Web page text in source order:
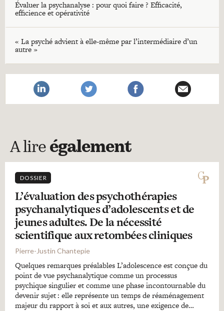
Évaluer la psychanalyse : pour quoi faire ? Efficacité,
efficience et opérativité
« La psyché advient à elle-même par l’intermédiaire d’un
autre »
A lire également
DOSSIER
L’évaluation des psychothérapies
psychanalytiques d’adolescents et de
jeunes adultes. De la nécessité
scientifique aux retombées cliniques
Pierre-Justin Chantepie
Quelques remarques préalables L’adolescence est conçue du
point de vue psychanalytique comme un processus
psychique singulier et comme une phase incontournable du
devenir sujet : elle représente un temps de réaménagement
majeur du rapport à soi et aux autres, une exigence de…